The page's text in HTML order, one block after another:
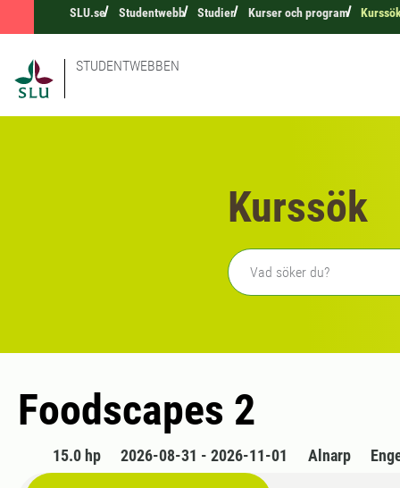
SLU.se Studentwebb Studier Kurser och program
STUDENTWEBBEN
Kurssök
Fritext sökning
Foodscapes 2
15.0 hp 2026-08-31 - 2026-11-01 Alnarp